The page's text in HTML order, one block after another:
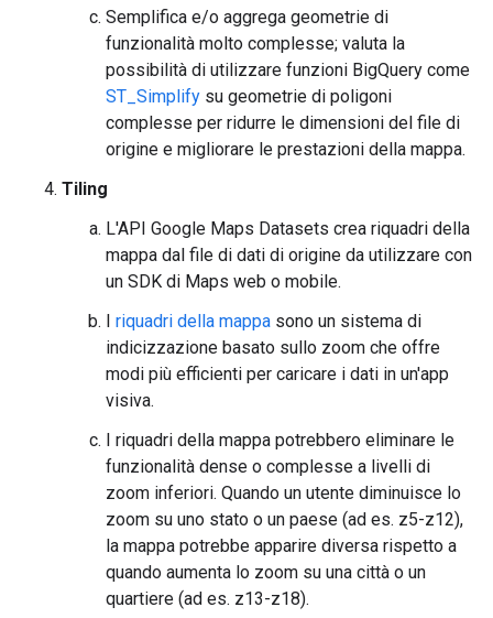
Semplifica e/o aggrega geometrie di
funzionalità molto complesse; valuta la
possibilità di utilizzare funzioni BigQuery come
ST_Simplify su geometrie di poligoni
complesse per ridurre le dimensioni del file di
origine e migliorare le prestazioni della mappa.
Tiling
L'API Google Maps Datasets crea riquadri della
mappa dal file di dati di origine da utilizzare con
un SDK di Maps web o mobile.
I riquadri della mappa sono un sistema di
indicizzazione basato sullo zoom che offre
modi più efficienti per caricare i dati in un'app
visiva.
I riquadri della mappa potrebbero eliminare le
funzionalità dense o complesse a livelli di
zoom inferiori. Quando un utente diminuisce lo
zoom su uno stato o un paese (ad es. z5-z12),
la mappa potrebbe apparire diversa rispetto a
quando aumenta lo zoom su una città o un
quartiere (ad es. z13-z18).